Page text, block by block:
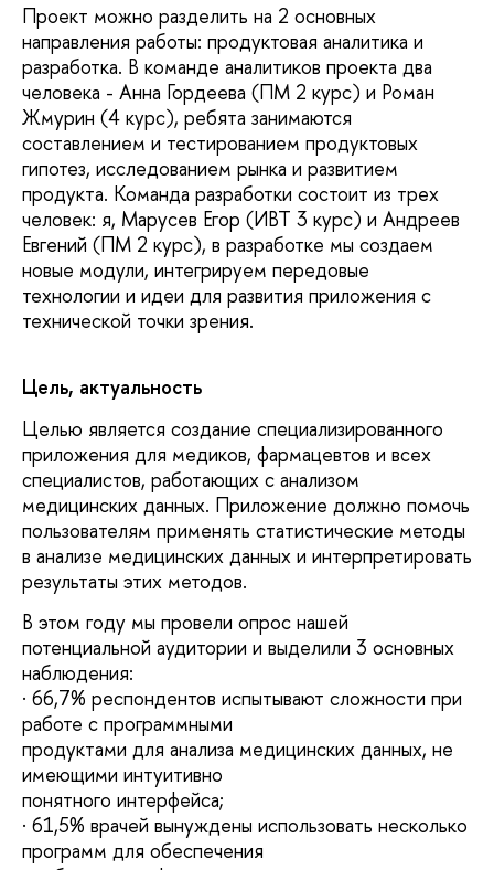
Проект можно разделить на 2 основных
направления работы: продуктовая аналитика и
разработка. В команде аналитиков проекта два
человека - Анна Гордеева (ПМ 2 курс) и Роман
Жмурин (4 курс), ребята занимаются
составлением и тестированием продуктовых
гипотез, исследованием рынка и развитием
продукта. Команда разработки состоит из трех
человек: я, Марусев Егор (ИВТ 3 курс) и Андреев
Евгений (ПМ 2 курс), в разработке мы создаем
новые модули, интегрируем передовые
технологии и идеи для развития приложения с
технической точки зрения.
Цель, актуальность
Целью является создание специализированного
приложения для медиков, фармацевтов и всех
специалистов, работающих с анализом
медицинских данных. Приложение должно помочь
пользователям применять статистические методы
в анализе медицинских данных и интерпретировать
результаты этих методов.
В этом году мы провели опрос нашей
потенциальной аудитории и выделили 3 основных
наблюдения:
· 66,7% респондентов испытывают сложности при
работе с программными
продуктами для анализа медицинских данных, не
имеющими интуитивно
понятного интерфейса;
· 61,5% врачей вынуждены использовать несколько
программ для обеспечения